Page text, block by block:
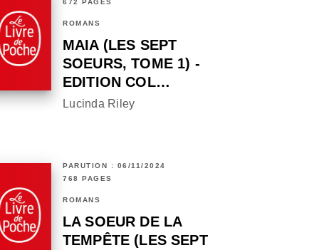
672 PAGES
ROMANS
MAIA (LES SEPT
SOEURS, TOME 1) -
EDITION COL…
Lucinda Riley
PARUTION : 06/11/2024
768 PAGES
ROMANS
LA SOEUR DE LA
TEMPÊTE (LES SEPT